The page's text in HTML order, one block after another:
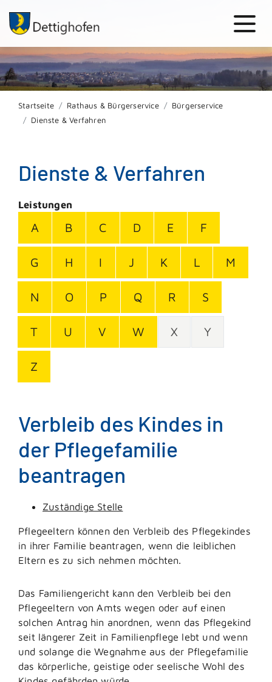
Startseite Rathaus & Bürgerservice
Bürgerservice
Dienste & Verfahren
Dienste & Verfahren
Leistungen
A B C D E F
G H I J K L M
N O P Q R S
T U V W X Y
Z
Verbleib des Kindes in
der Pflegefamilie
beantragen
Zuständige Stelle
Pflegeeltern können den Verbleib des Pflegekindes
in ihrer Familie beantragen, wenn die leiblichen
Eltern es zu sich nehmen möchten.
Das Familiengericht kann den Verbleib bei den
Pflegeeltern von Amts wegen oder auf einen
solchen Antrag hin anordnen, wenn das Pflegekind
seit längerer Zeit in Familienpflege lebt und wenn
und solange die Wegnahme aus der Pflegefamilie
das körperliche, geistige oder seelische Wohl des